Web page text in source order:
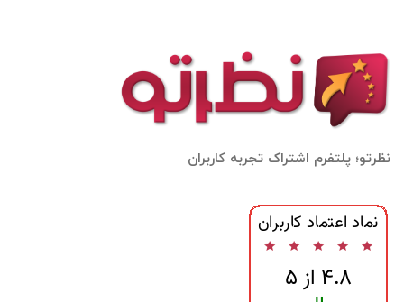
نظرتو؛ پلتفرم اشتراک تجربه کاربران